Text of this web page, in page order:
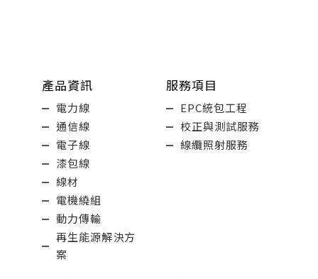
產品資訊
電力線
通信線
電子線
漆包線
線材
電機繞組
動力傳輸
再生能源解決方
案
服務項目
EPC統包工程
校正與測試服務
線纜照射服務